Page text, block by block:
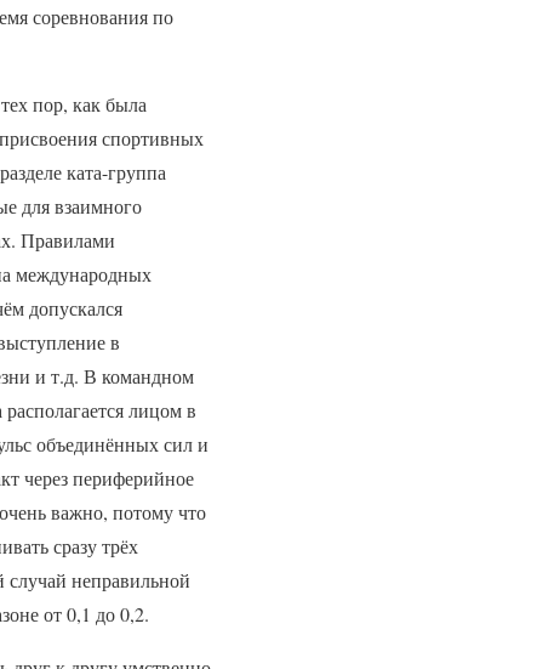
соревнования по
пор, как была
спортивных
ката-группа
для взаимного
Правилами
международных
допускался
в
и т.д. В командном
лицом в
объединённых сил и
через периферийное
важно, потому что
сразу трёх
неправильной
от 0,1 до 0,2.